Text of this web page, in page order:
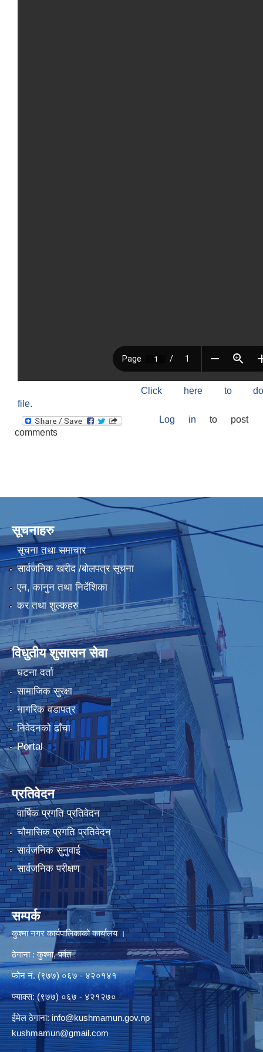
Click here to
file.
Log in to post
comments
सूचनाहरु
सूचना तथा समाचार
सार्वजनिक खरीद /बोलपत्र सूचना
एन, कानुन तथा निर्देशिका
कर तथा शुल्कहरु
विधुतीय शुसासन सेवा
घटना दर्ता
सामाजिक सुरक्षा
नागरिक वडापत्र
निवेदनको ढाँचा
Portal
प्रतिवेदन
वार्षिक प्रगति प्रतिवेदन
चौमासिक प्रगति प्रतिवेदन
सार्वजनिक सुनुवाई
सार्वजनिक परीक्षण
सम्पर्क
कुश्मा नगर कार्यपालिकाको कार्यालय ।
ठेगाना : कुश्मा, पर्वत
फोन नं. (९७७) ०६७ - ४२०१४१
फ्याक्स: (९७७) ०६७ - ४२१२७०
ईमेल ठेगाना:info@kushmamun.gov.np
kushmamun@gmail.com